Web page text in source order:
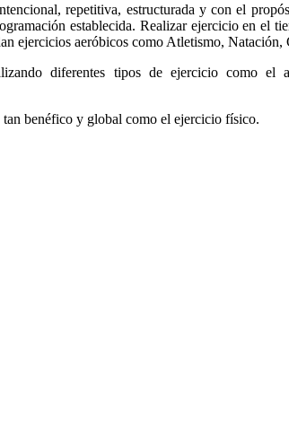
repetitiva, estructurada y con el
establecida. Realizar ejercicio en el
ejercicios aeróbicos como Atletismo,
diferentes tipos de ejercicio como el
benéfico y global como el ejercicio físico.